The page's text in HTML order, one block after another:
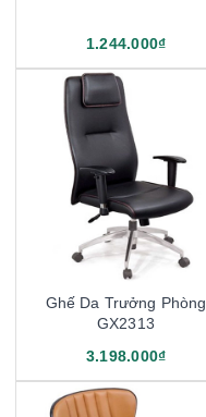
1.244.000₫
Ghế Da Trưởng Phòng
GX2313
3.198.000₫